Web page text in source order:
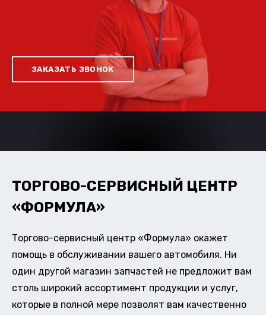
ЗАКАЗАТЬ ЗВОНОК
ТОРГОВО-СЕРВИСНЫЙ ЦЕНТР
«ФОРМУЛА»
Торгово-сервисный центр «Формула» окажет
помощь в обслуживании вашего автомобиля. Ни
один другой магазин запчастей не предложит вам
столь широкий ассортимент продукции и услуг,
которые в полной мере позволят вам качественно